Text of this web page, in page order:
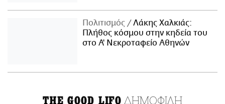
Πολιτισμός
Λάκης Χαλκιάς:
Πλήθος κόσμου στην κηδεία του
στο Α' Νεκροταφείο Αθηνών
THE GOOD LIFO ΔΗΜΟΦΙΛΗ